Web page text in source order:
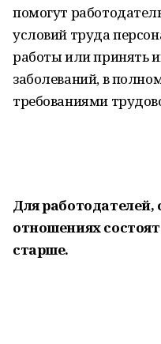
помогут
условий труда
работы или принять
заболеваний, в
требованиями
Для
отношениях
старше.